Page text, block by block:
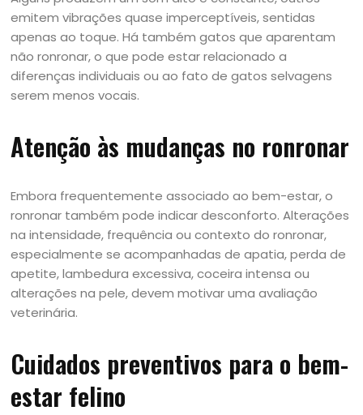
emitem vibrações quase imperceptíveis, sentidas
apenas ao toque. Há também gatos que aparentam
não ronronar, o que pode estar relacionado a
diferenças individuais ou ao fato de gatos selvagens
serem menos vocais.
Atenção às mudanças no ronronar
Embora frequentemente associado ao bem-estar, o
ronronar também pode indicar desconforto. Alterações
na intensidade, frequência ou contexto do ronronar,
especialmente se acompanhadas de apatia, perda de
apetite, lambedura excessiva, coceira intensa ou
alterações na pele, devem motivar uma avaliação
veterinária.
Cuidados preventivos para o bem-
estar felino